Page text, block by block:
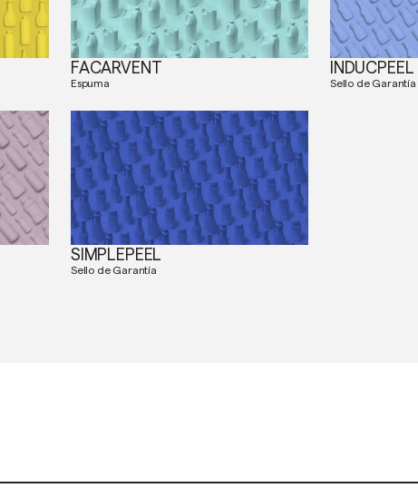
FACARVENT
Espuma
INDUCPEEL
Sello de Garantía
SIMPLEPEEL
Sello de Garantía